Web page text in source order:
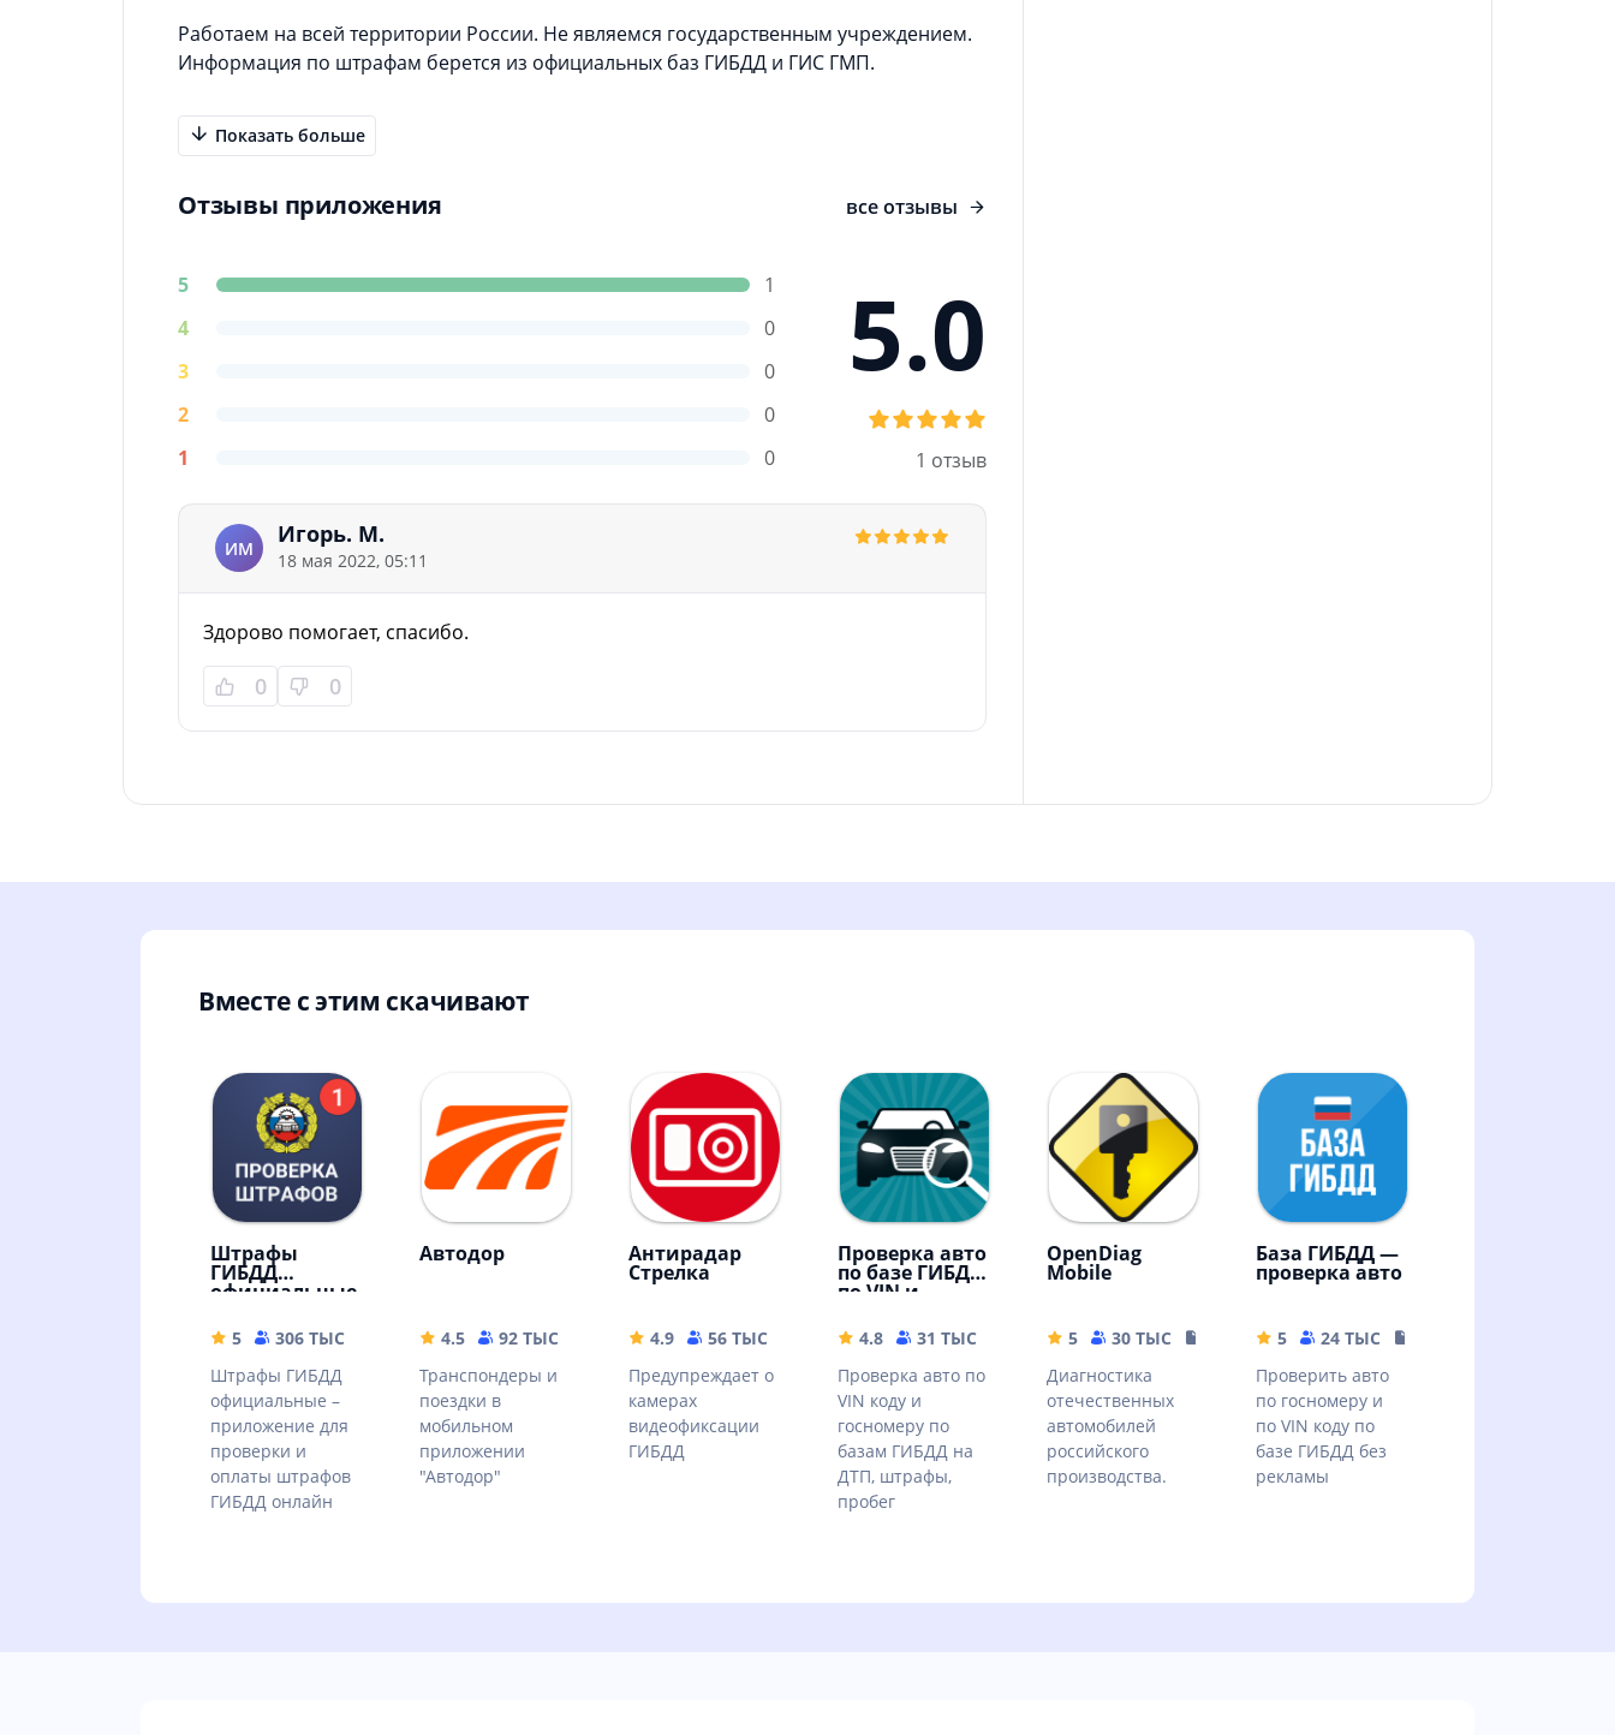
Работаем на всей территории России. Не являемся государственным учреждением.
Информация по штрафам берется из официальных баз ГИБДД и ГИС ГМП.
Показать больше
Отзывы приложения все отзывы
5
1
4
0
3
0
2
0
1
0
5.0
1 отзыв
ИМ
Игорь. М.
18 мая 2022, 05:11
Здорово помогает, спасибо.
0 0
Вместе с этим скачивают
Штрафы
ГИБДД
официальные
5 306 ТЫС
18.78 MB
Штрафы ГИБДД
официальные –
приложение для
проверки и
оплаты штрафов
ГИБДД онлайн
Автодор
4.5 92 ТЫС
55.05 MB
Транспондеры и
поездки в
мобильном
приложении
"Автодор"
Антирадар
Стрелка
4.9 56 ТЫС
15.68 MB
Предупреждает о
камерах
видеофиксации
ГИБДД
Проверка авто
по базе ГИБДД
по VIN и
4.8 31 ТЫС
25.59 MB
Проверка авто по
VIN коду и
госномеру по
базам ГИБДД на
ДТП, штрафы,
пробег
OpenDiag
Mobile
5 30 ТЫС
6.46 MB
Диагностика
отечественных
автомобилей
российского
производства.
База ГИБДД —
проверка авто
5 24 ТЫС
Проверить авто
по госномеру и
по VIN коду по
базе ГИБДД без
рекламы